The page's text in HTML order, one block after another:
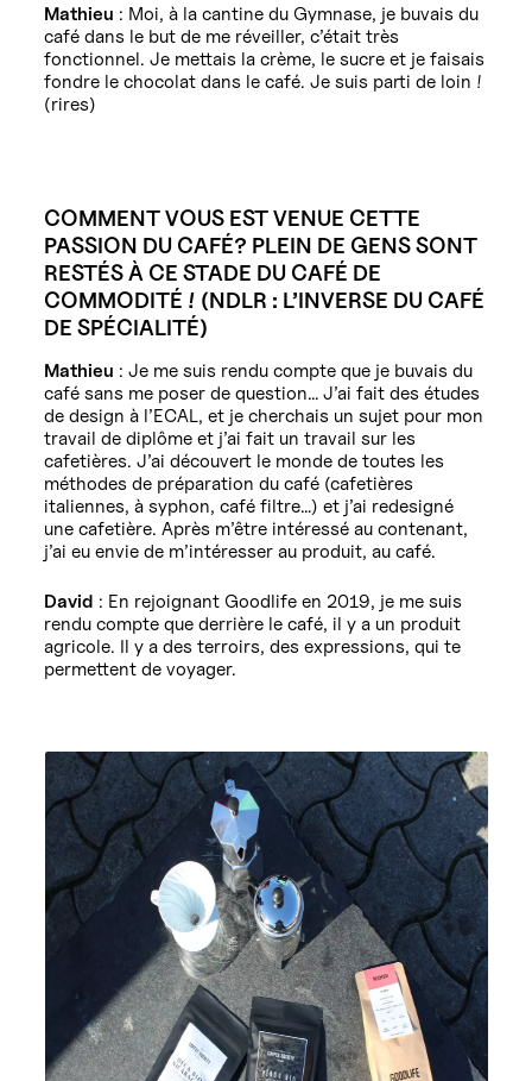
Mathieu : Moi, à la cantine du Gymnase, je buvais du
café dans le but de me réveiller, c’était très
fonctionnel. Je mettais la crème, le sucre et je faisais
fondre le chocolat dans le café. Je suis parti de loin !
(rires)
COMMENT VOUS EST VENUE CETTE
PASSION DU CAFÉ? PLEIN DE GENS SONT
RESTÉS À CE STADE DU CAFÉ DE
COMMODITÉ ! (NDLR : L’INVERSE DU CAFÉ
DE SPÉCIALITÉ)
Mathieu : Je me suis rendu compte que je buvais du
café sans me poser de question… J’ai fait des études
de design à l’ECAL, et je cherchais un sujet pour mon
travail de diplôme et j’ai fait un travail sur les
cafetières. J’ai découvert le monde de toutes les
méthodes de préparation du café (cafetières
italiennes, à syphon, café filtre…) et j’ai redesigné
une cafetière. Après m’être intéressé au contenant,
j’ai eu envie de m’intéresser au produit, au café.
David : En rejoignant Goodlife en 2019, je me suis
rendu compte que derrière le café, il y a un produit
agricole. Il y a des terroirs, des expressions, qui te
permettent de voyager.